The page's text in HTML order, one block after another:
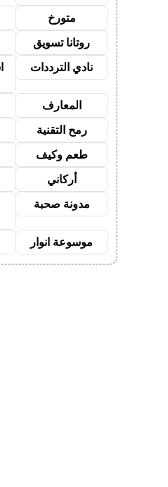
متورخ
روتانا تسويق
نادي الترددات
المعارف
رمح التقنية
طعم وكيف
أركاني
مدونة صحبة
موسوعة انوار